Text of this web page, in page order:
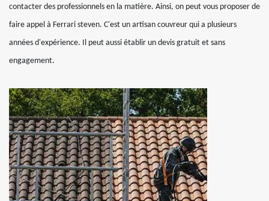
contacter des professionnels en la matière. Ainsi, on peut vous proposer de
faire appel à Ferrari steven. C'est un artisan couvreur qui a plusieurs
années d'expérience. Il peut aussi établir un devis gratuit et sans
engagement.